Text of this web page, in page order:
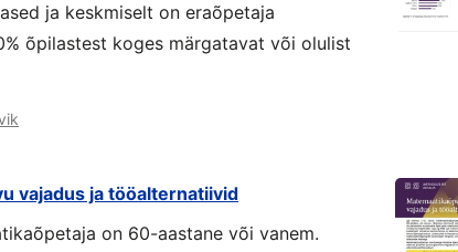
ja keskmiselt on eraõpetaja
õpilastest koges märgatavat või olulist
vajadus ja tööalternatiivid
on 60-aastane või vanem.